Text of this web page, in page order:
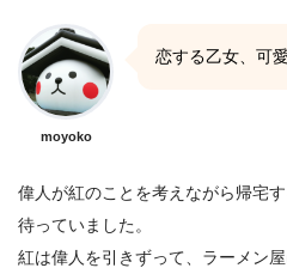
moyoko
恋する乙女、可
偉人が紅のことを考えながら帰宅
待っていました。
紅は偉人を引きずって、ラーメン屋